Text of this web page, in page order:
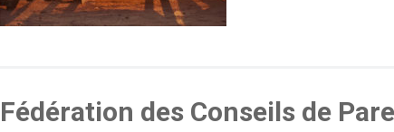
Fédération des Conseils de